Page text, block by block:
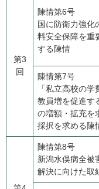
第3
回
陳情第6号
国に防衛力強化
料安全保障を重
する陳情
陳情第7号
「私立高校の
教員増を促進す
の増額・拡充を
採択を求める陳
陳情第8号
新潟水俣病全被
解決に向けた取